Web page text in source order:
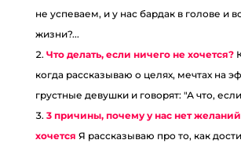
не успеваем, и у нас бардак в голове и
жизни?...
Что делать, если ничего не хочется?
когда рассказываю о целях, мечтах на
грустные девушки и говорят: "А что,
3 причины, почему у нас нет
хочется Я рассказываю про то, как